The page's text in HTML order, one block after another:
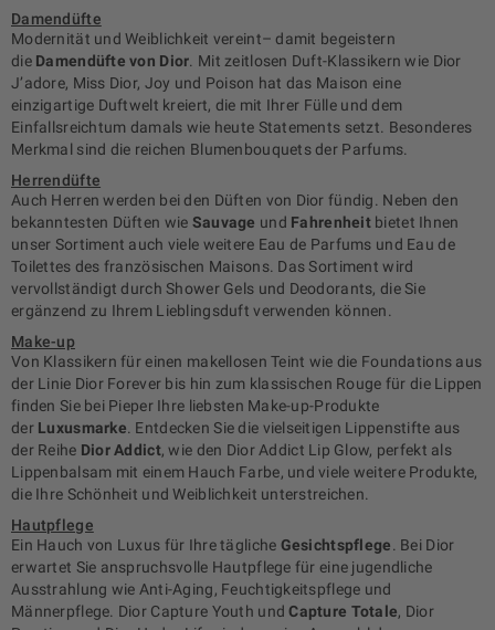
Damendüfte
Modernität und Weiblichkeit vereint– damit begeistern
die Damendüfte von Dior. Mit zeitlosen Duft-Klassikern wie Dior
J’adore, Miss Dior, Joy und Poison hat das Maison eine
einzigartige Duftwelt kreiert, die mit Ihrer Fülle und dem
Einfallsreichtum damals wie heute Statements setzt. Besonderes
Merkmal sind die reichen Blumenbouquets der Parfums.
Herrendüfte
Auch Herren werden bei den Düften von Dior fündig. Neben den
bekanntesten Düften wie Sauvage und Fahrenheitbietet Ihnen
unser Sortiment auch viele weitere Eau de Parfums und Eau de
Toilettes des französischen Maisons. Das Sortiment wird
vervollständigt durch Shower Gels und Deodorants, die Sie
ergänzend zu Ihrem Lieblingsduft verwenden können.
Make-up
Von Klassikern für einen makellosen Teint wie die Foundations aus
der Linie Dior Forever bis hin zum klassischen Rouge für die Lippen
finden Sie bei Pieper Ihre liebsten Make-up-Produkte
der Luxusmarke. Entdecken Sie die vielseitigen Lippenstifte aus
der Reihe Dior Addict, wie den Dior Addict Lip Glow, perfekt als
Lippenbalsam mit einem Hauch Farbe, und viele weitere Produkte,
die Ihre Schönheit und Weiblichkeit unterstreichen.
Hautpflege
Ein Hauch von Luxus für Ihre tägliche Gesichtspflege. Bei Dior
erwartet Sie anspruchsvolle Hautpflege für eine jugendliche
Ausstrahlung wie Anti-Aging, Feuchtigkeitspflege und
Männerpflege. Dior Capture Youth undCapture Totale, Dior